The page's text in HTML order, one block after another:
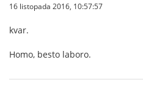
16 listopada 2016, 10:57:57
kvar.
Homo, besto laboro.